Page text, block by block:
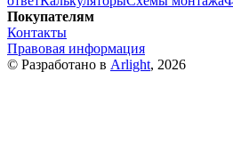
Покупателям
Контакты
Правовая информация
© Разработано в Arlight, 2026